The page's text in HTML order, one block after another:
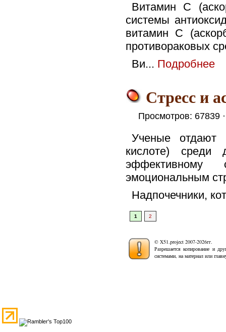
Витамин C
системы
витамин C
противораковых
Ви... Подробнее
Стресс и
Просмотров: 67839
Ученые отдают
кислоте) среди
эффективному
эмоциональным
Надпочечники,
1 2
© X51.project 2007-2026гг.
Разрешается копирование и
системами, на материал или